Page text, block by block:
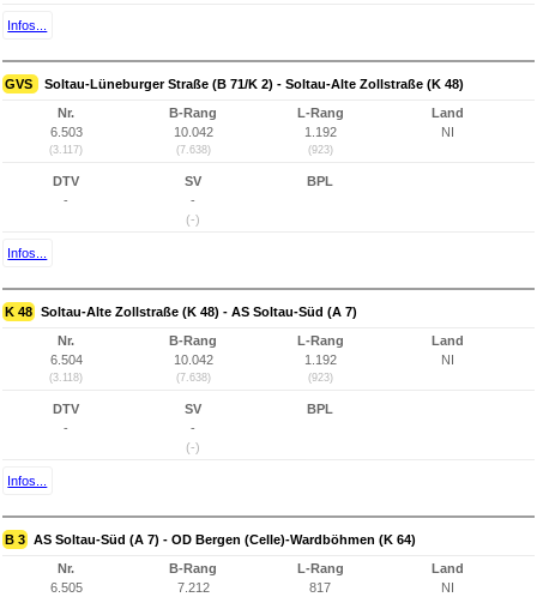
Infos...
GVS Soltau-Lüneburger Straße (B 71/K 2) - Soltau-Alte Zollstraße (K 48)
Nr.
6.503
(3.117)
B-Rang
10.042
(7.638)
L-Rang
1.192
(923)
Land
NI
DTV
-
SV
-
(-)
BPL
Infos...
K 48 Soltau-Alte Zollstraße (K 48) - AS Soltau-Süd (A 7)
Nr.
6.504
(3.118)
B-Rang
10.042
(7.638)
L-Rang
1.192
(923)
Land
NI
DTV
-
SV
-
(-)
BPL
Infos...
B 3 AS Soltau-Süd (A 7) - OD Bergen (Celle)-Wardböhmen (K 64)
Nr.
6.505
B-Rang
7.212
L-Rang
817
Land
NI